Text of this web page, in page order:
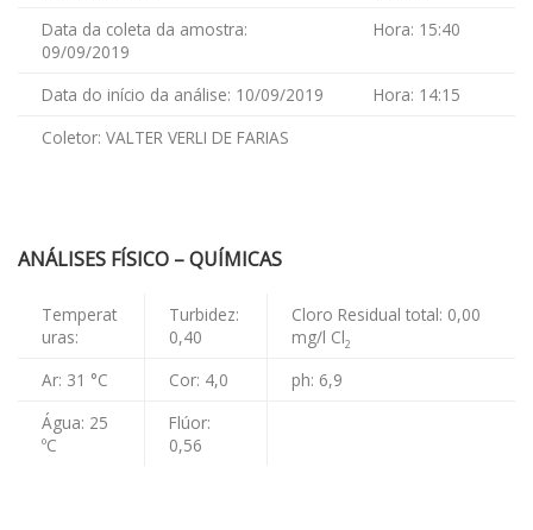
Data da coleta da amostra:
09/09/2019
Hora: 15:40
Data do início da análise: 10/09/2019
Hora: 14:15
Coletor: VALTER VERLI DE FARIAS
ANÁLISES FÍSICO – QUÍMICAS
Temperat
uras:
Turbidez:
0,40
Cloro Residual total: 0,00
mg/l Cl2
Ar: 31 °C Cor: 4,0
ph: 6,9
Água: 25
ºC
Flúor:
0,56